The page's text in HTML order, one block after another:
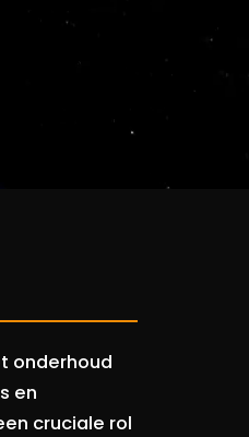
onderhoud
en
cruciale rol